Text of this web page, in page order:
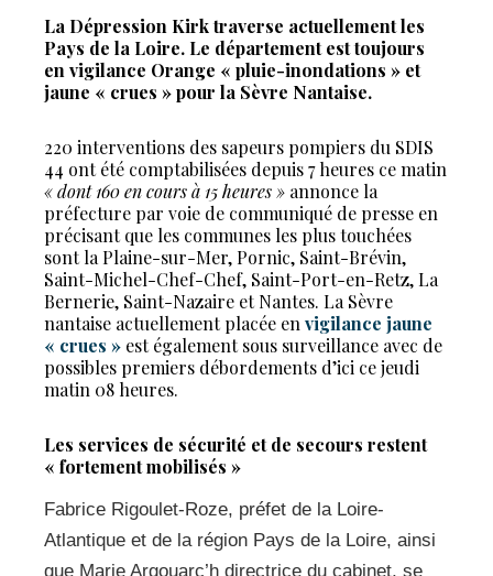
La Dépression Kirk traverse actuellement les
Pays de la Loire. Le département est toujours
en vigilance Orange « pluie-inondations » et
jaune « crues » pour la Sèvre Nantaise.
220 interventions des sapeurs pompiers du SDIS
44 ont été comptabilisées depuis 7 heures ce matin
« dont 160 en cours à 15 heures » annonce la
préfecture par voie de communiqué de presse en
précisant que les communes les plus touchées
sont la Plaine-sur-Mer, Pornic, Saint-Brévin,
Saint-Michel-Chef-Chef, Saint-Port-en-Retz, La
Bernerie, Saint-Nazaire et Nantes. La Sèvre
nantaise actuellement placée en vigilance jaune
« crues » est également sous surveillance avec de
possibles premiers débordements d’ici ce jeudi
matin 08 heures.
Les services de sécurité et de secours restent
« fortement mobilisés »
Fabrice Rigoulet-Roze, préfet de la Loire-
Atlantique et de la région Pays de la Loire, ainsi
que Marie Argouarc’h directrice du cabinet, se